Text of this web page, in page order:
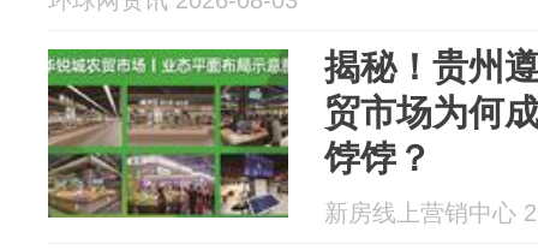
揭秘！贵州
贸市场为何
饽饽？
新房线上营销中心